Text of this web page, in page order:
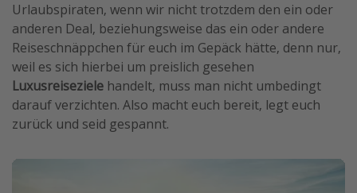
Urlaubspiraten, wenn wir nicht trotzdem den ein oder
anderen Deal, beziehungsweise das ein oder andere
Reiseschnäppchen für euch im Gepäck hätte, denn nur,
weil es sich hierbei um preislich gesehen
Luxusreiseziele handelt, muss man nicht umbedingt
darauf verzichten. Also macht euch bereit, legt euch
zurück und seid gespannt.